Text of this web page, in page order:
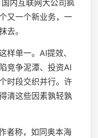
内互联网大公司疯
又一个新业务，一
去。
样单一。AI提效、
竞争泥潭、投资AI
时段交织并行。许
清这些因素孰轻孰
者称，如同奥本海